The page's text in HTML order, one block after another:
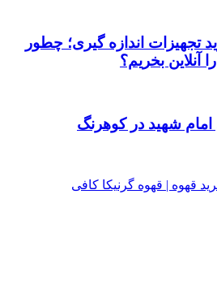
محاسبه هزینه، درآمد و سود با
فروشگاه کتاب DMDBook | خرید کتاب فانتزی،
و رمان بدون حذفیات
تجهیزات اندازه گیری؛ چطور
آنلاین بخریم؟